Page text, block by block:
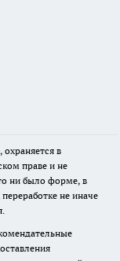
в
праве и не
ни было форме, в
не иначе